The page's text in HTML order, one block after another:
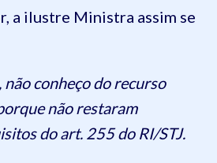
a ilustre Ministra assim se
não conheço do recurso
não restaram
do art. 255 do RI/STJ.